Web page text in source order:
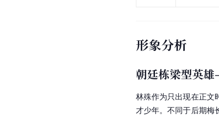
形象分析
朝廷栋梁型英
林殊作为只出现在正文
才少年。不同于后期梅